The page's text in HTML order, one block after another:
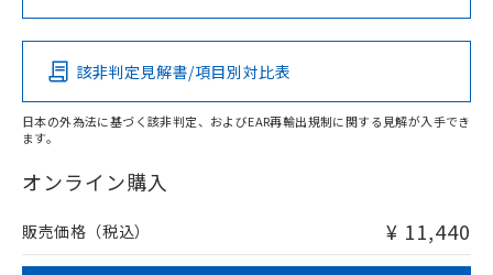
Pb Hg Cd Cr(VI)
O
在庫等で未対応品が混在する可能性があります。
問い合わせください。
この製品の規格認証/適合状況ページへ
その他の認証はこちらのページからご検索ください
該非判定見解書/項目別対比表
日本の外為法に基づく該非判定、およびEAR再輸出規制に関する見解が入手でき
ます。
オンライン購入
販売価格（税込） ¥ 11,440